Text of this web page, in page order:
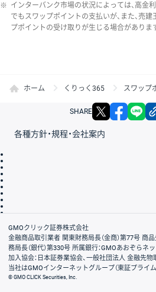
※ インターバンク市場の状況によっては、高金
でもスワップポイントの支払いが、また、売
プポイントの受け取りが生じる場合がありま
ホーム くりっく365 スワップ
SHARE X
各種方針・規程・会社案内
会社案内
GMOクリック証券株式会社
金融商品取引業者 関東財務局長（金商）第77号 商
務局長（銀代）第330号 所属銀行：GMOあおぞらネ
加入協会：日本証券業協会、一般社団法人 金融先
当社はGMOインターネットグループ（東証プライ
© GMO CLICK Securities, Inc.